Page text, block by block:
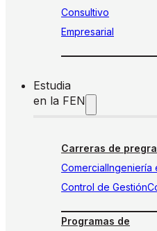
Consultivo
Empresarial
Estudia
en la FEN
Carreras de
ComercialIngeniería
Control de Gestión
Programas de